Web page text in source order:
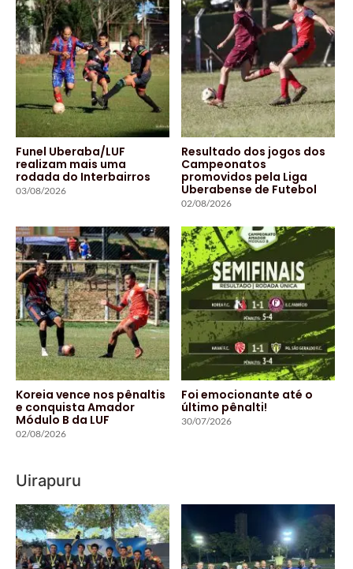
Funel Uberaba/LUF
realizam mais uma
rodada do Interbairros
03/08/2026
Resultado dos jogos dos
Campeonatos
promovidos pela Liga
Uberabense de Futebol
02/08/2026
Koreia vence nos pênaltis
e conquista Amador
Módulo B da LUF
02/08/2026
Foi emocionante até o
último pênalti!
30/07/2026
Uirapuru